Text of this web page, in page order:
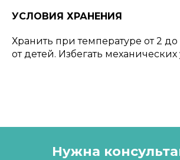
УСЛОВИЯ ХРАНЕНИЯ
Хранить при температуре от 2
от детей. Избегать механических
Нужна